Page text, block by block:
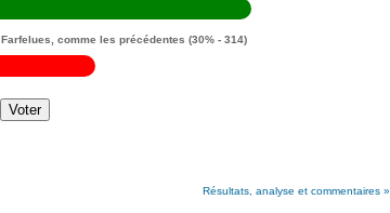
Farfelues, comme les précédentes (30% - 314)
Résultats, analyse et commentaires »